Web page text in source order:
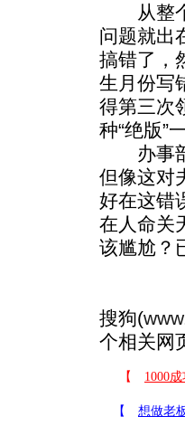
从整个
问题就出
搞错了，
生月份写
得第三次
种“绝版”
办事部
但像这对
好在这错
在人命关
该尴尬？
搜狗(
个相关网